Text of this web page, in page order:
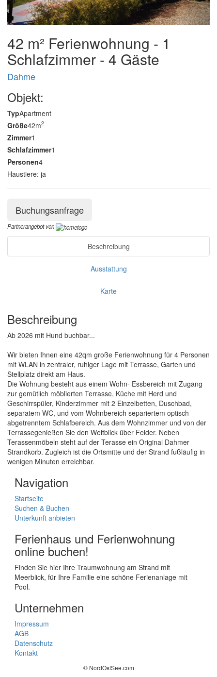
42 m² Ferienwohnung - 1
Schlafzimmer - 4 Gäste
Dahme
Objekt:
TypApartment
Größe42m2
Zimmer1
Schlafzimmer1
Personen4
Haustiere: ja
Buchungsanfrage
Partnerangebot von
Beschreibung
Ausstattung
Karte
Beschreibung
Ab 2026 mit Hund buchbar...
Wir bieten Ihnen eine 42qm große Ferienwohnung für 4 Personen
mit WLAN in zentraler, ruhiger Lage mit Terrasse, Garten und
Stellplatz direkt am Haus.
Die Wohnung besteht aus einem Wohn- Essbereich mit Zugang
zur gemütlich möblierten Terrasse, Küche mit Herd und
Geschirrspüler, Kinderzimmer mit 2 Einzelbetten, Duschbad,
separatem WC, und vom Wohnbereich separiertem optisch
abgetrenntem Schlafbereich. Aus dem Wohnzimmer und von der
Terrassegenießen Sie den Weitblick über Felder. Neben
Terassenmöbeln steht auf der Terasse ein Original Dahmer
Strandkorb. Zugleich ist die Ortsmitte und der Strand fußläufig in
wenigen Minuten erreichbar.
Navigation
Startseite
Suchen & Buchen
Unterkunft anbieten
Ferienhaus und Ferienwohnung
online buchen!
Finden Sie hier Ihre Traumwohnung am Strand mit
Meerblick, für Ihre Familie eine schöne Ferienanlage mit
Pool.
Unternehmen
Impressum
AGB
Datenschutz
Kontakt
© NordOstSee.com